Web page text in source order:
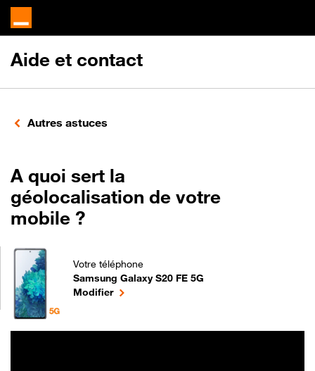
Aide et contact
Autres astuces
A quoi sert la
géolocalisation de votre
mobile ?
Votre téléphone
Samsung Galaxy S20 FE 5G
A quoi sert la géolocalisation de votre mobile ?
Modifierle téléphone sélectionné